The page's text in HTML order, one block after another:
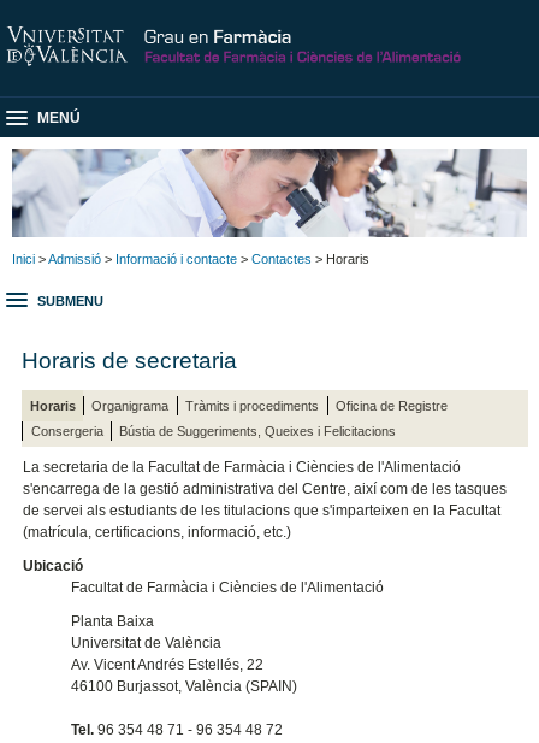
MENÚ
Inici >Admissió > Informació i contacte > Contactes > Horaris
SUBMENU
Horaris de secretaria
Horaris Organigrama Tràmits i procediments
Oficina de Registre
Consergeria
Bústia de Suggeriments, Queixes i Felicitacions
La secretaria de la Facultat de Farmàcia i Ciències de l'Alimentació
s'encarrega de la gestió administrativa del Centre, així com de les tasques
de servei als estudiants de les titulacions que s'imparteixen en la Facultat
(matrícula, certificacions, informació, etc.)
Ubicació
Facultat de Farmàcia i Ciències de l'Alimentació
Planta Baixa
Universitat de València
Av. Vicent Andrés Estellés, 22
46100 Burjassot, València (SPAIN)
Tel. 96 354 48 71 - 96 354 48 72